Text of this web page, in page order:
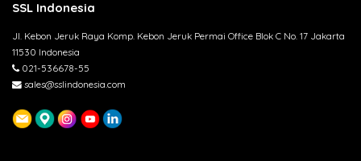
SSL Indonesia
Jl. Kebon Jeruk Raya Komp. Kebon Jeruk Permai Office Blok C No. 17 Jakarta
11530 Indonesia
021-536678-55
sales@sslindonesia.com